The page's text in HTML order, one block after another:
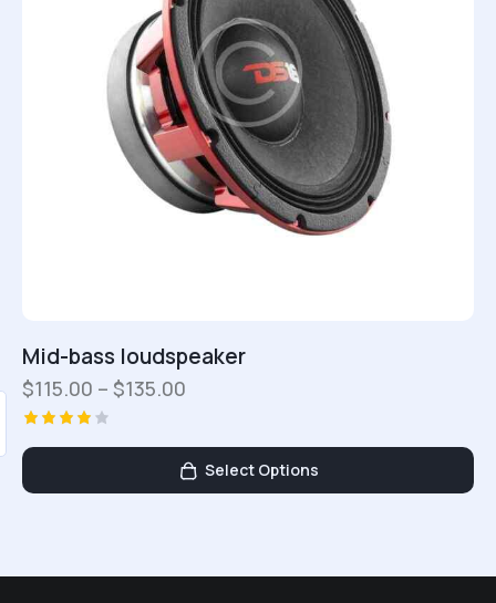
Mid-bass loudspeaker
$115.00 – $135.00
o
na 5
Select Options